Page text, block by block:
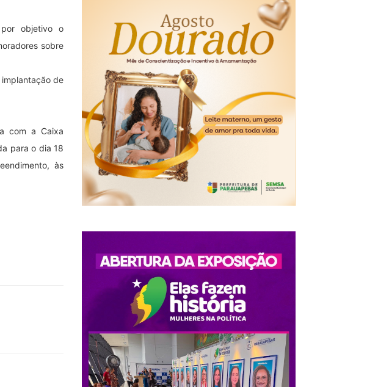
objetivo o
sobre
de
com a Caixa
para o dia 18
às